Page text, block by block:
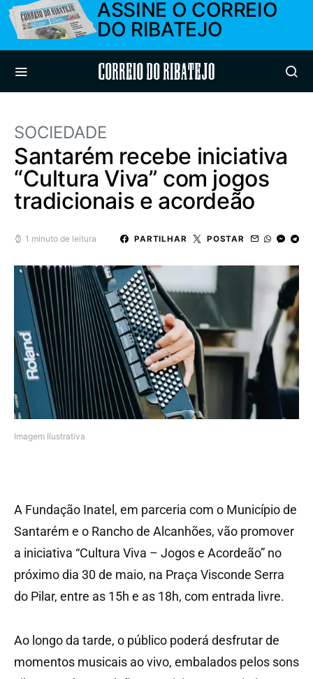
ASSINE O CORREIO
DO RIBATEJO
Correio do Ribatejo
SOCIEDADE
Santarém recebe iniciativa
“Cultura Viva” com jogos
tradicionais e acordeão
1 minuto de leitura PARTILHAR POSTAR
Imagem Ilustrativa
A Fundação Inatel, em parceria com o Município de
Santarém e o Rancho de Alcanhões, vão promover
a iniciativa “Cultura Viva – Jogos e Acordeão” no
próximo dia 30 de maio, na Praça Visconde Serra
do Pilar, entre as 15h e as 18h, com entrada livre.
Ao longo da tarde, o público poderá desfrutar de
momentos musicais ao vivo, embalados pelos sons